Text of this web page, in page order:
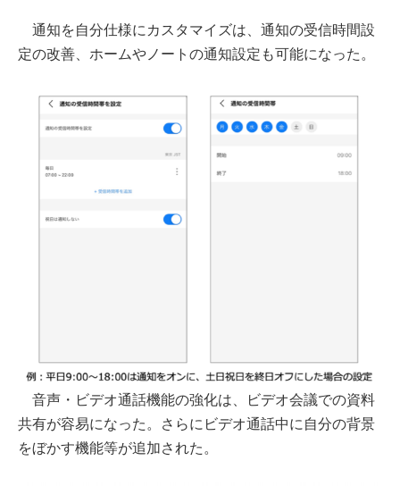
通知を自分仕様にカスタマイズは、通知の受信時間設
定の改善、ホームやノートの通知設定も可能になった。
音声・ビデオ通話機能の強化は、ビデオ会議での資料
共有が容易になった。さらにビデオ通話中に自分の背景
をぼかす機能等が追加された。